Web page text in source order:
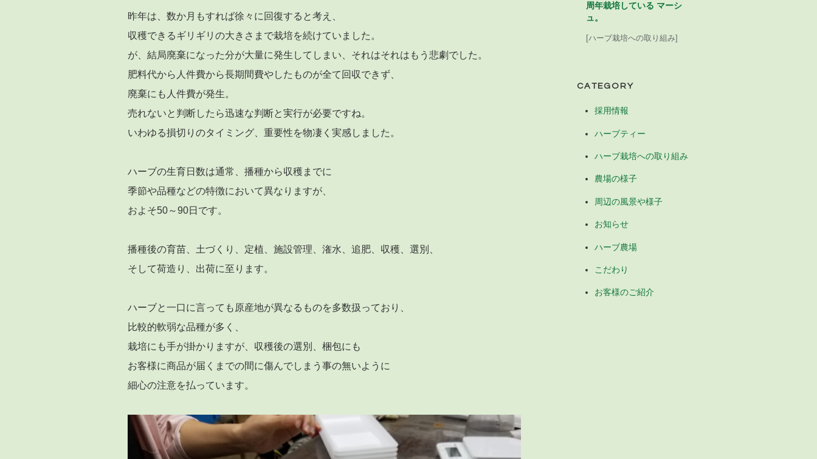
昨年は、数か月もすれば徐々に回復すると考え、
収穫できるギリギリの大きさまで栽培を続けていました。
が、結局廃棄になった分が大量に発生してしまい、それはそれはもう悲劇でした。
肥料代から人件費から長期間費やしたものが全て回収できず、
廃棄にも人件費が発生。
売れないと判断したら迅速な判断と実行が必要ですね。
いわゆる損切りのタイミング、重要性を物凄く実感しました。
ハーブの生育日数は通常、播種から収穫までに
季節や品種などの特徴において異なりますが、
およそ50～90日です。
播種後の育苗、土づくり、定植、施設管理、潅水、追肥、収穫、選別、
そして荷造り、出荷に至ります。
ハーブと一口に言っても原産地が異なるものを多数扱っており、
比較的軟弱な品種が多く、
栽培にも手が掛かりますが、収穫後の選別、梱包にも
お客様に商品が届くまでの間に傷んでしまう事の無いように
細心の注意を払っています。
周年栽培している マーシ
ュ。
[ハーブ栽培への取り組み]
CATEGORY
採用情報
ハーブティー
ハーブ栽培への取り組み
農場の様子
周辺の風景や様子
お知らせ
ハーブ農場
こだわり
お客様のご紹介